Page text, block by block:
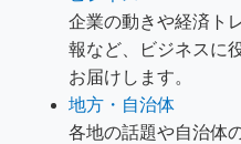
企業の動きや経済ト
報など、ビジネスに
お届けします。
地方・自治体
各地の話題や自治体